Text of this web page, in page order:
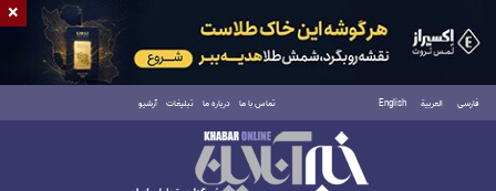
فارسی العربية English تماس با ما درباره ما تبلیغات آرشیو
جمعه ۱۶ مرداد ۱۴۰۵
×